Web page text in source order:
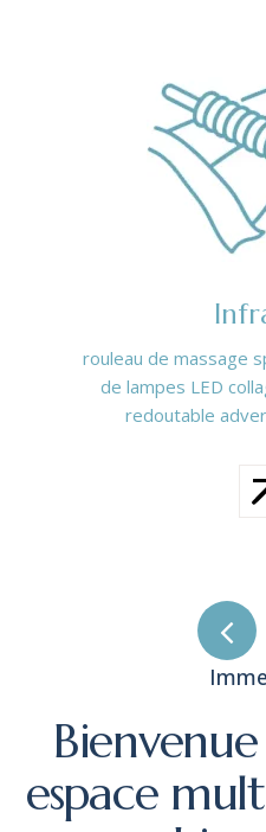
rouleau de massage
de lampes LED
redoutable
Bienvenue
espace